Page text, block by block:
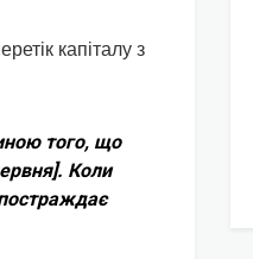
капіталу з
того, що
Коли